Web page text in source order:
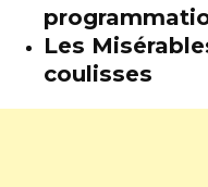
Les
coulisses